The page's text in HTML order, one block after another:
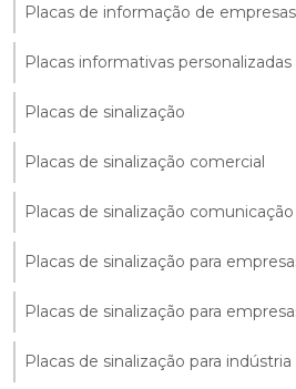
Placas de informação de empresas
Placas informativas personalizadas
Placas de sinalização
Placas de sinalização comercial
Placas de sinalização comunicação
Placas de sinalização para
Placas de sinalização para
Placas de sinalização para indústria